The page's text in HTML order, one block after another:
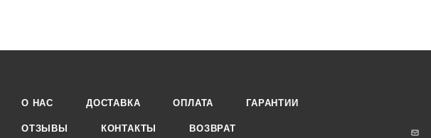
О НАС ДОСТАВКА ОПЛАТА ГАРАНТИИ
ОТЗЫВЫ КОНТАКТЫ ВОЗВРАТ